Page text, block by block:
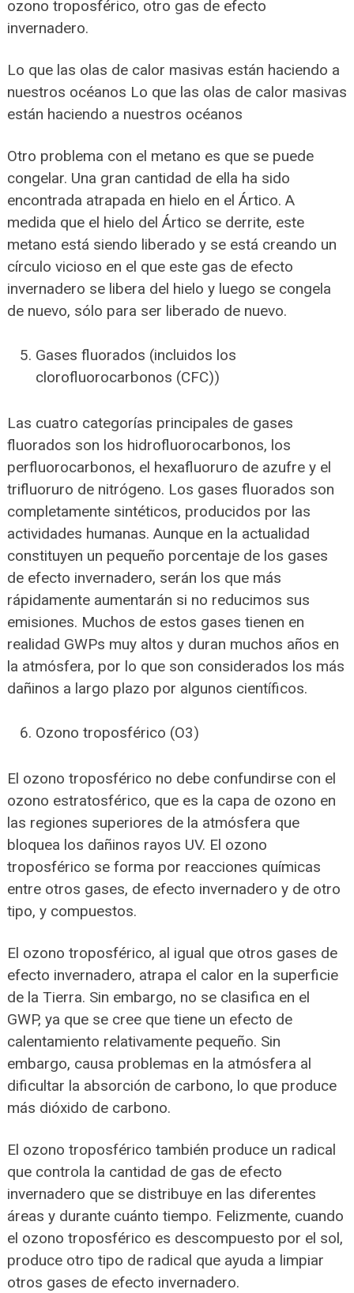
ozono troposférico, otro gas de efecto
invernadero.
Lo que las olas de calor masivas están haciendo a
nuestros océanos Lo que las olas de calor masivas
están haciendo a nuestros océanos
Otro problema con el metano es que se puede
congelar. Una gran cantidad de ella ha sido
encontrada atrapada en hielo en el Ártico. A
medida que el hielo del Ártico se derrite, este
metano está siendo liberado y se está creando un
círculo vicioso en el que este gas de efecto
invernadero se libera del hielo y luego se congela
de nuevo, sólo para ser liberado de nuevo.
Gases fluorados (incluidos los
clorofluorocarbonos (CFC))
Las cuatro categorías principales de gases
fluorados son los hidrofluorocarbonos, los
perfluorocarbonos, el hexafluoruro de azufre y el
trifluoruro de nitrógeno. Los gases fluorados son
completamente sintéticos, producidos por las
actividades humanas. Aunque en la actualidad
constituyen un pequeño porcentaje de los gases
de efecto invernadero, serán los que más
rápidamente aumentarán si no reducimos sus
emisiones. Muchos de estos gases tienen en
realidad GWPs muy altos y duran muchos años en
la atmósfera, por lo que son considerados los más
dañinos a largo plazo por algunos científicos.
Ozono troposférico (O3)
El ozono troposférico no debe confundirse con el
ozono estratosférico, que es la capa de ozono en
las regiones superiores de la atmósfera que
bloquea los dañinos rayos UV. El ozono
troposférico se forma por reacciones químicas
entre otros gases, de efecto invernadero y de otro
tipo, y compuestos.
El ozono troposférico, al igual que otros gases de
efecto invernadero, atrapa el calor en la superficie
de la Tierra. Sin embargo, no se clasifica en el
GWP, ya que se cree que tiene un efecto de
calentamiento relativamente pequeño. Sin
embargo, causa problemas en la atmósfera al
dificultar la absorción de carbono, lo que produce
más dióxido de carbono.
El ozono troposférico también produce un radical
que controla la cantidad de gas de efecto
invernadero que se distribuye en las diferentes
áreas y durante cuánto tiempo. Felizmente, cuando
el ozono troposférico es descompuesto por el sol,
produce otro tipo de radical que ayuda a limpiar
otros gases de efecto invernadero.